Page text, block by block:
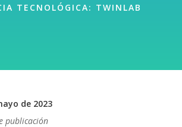
TECNOLÓGICA: TWINLAB
de 2023
publicación